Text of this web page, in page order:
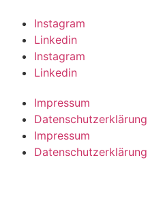
Instagram
Linkedin
Instagram
Linkedin
Impressum
Datenschutzerklärung
Impressum
Datenschutzerklärung